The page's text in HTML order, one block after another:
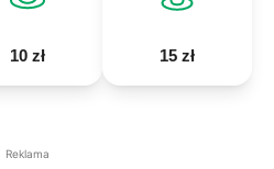
10 zł 15 zł
Reklama